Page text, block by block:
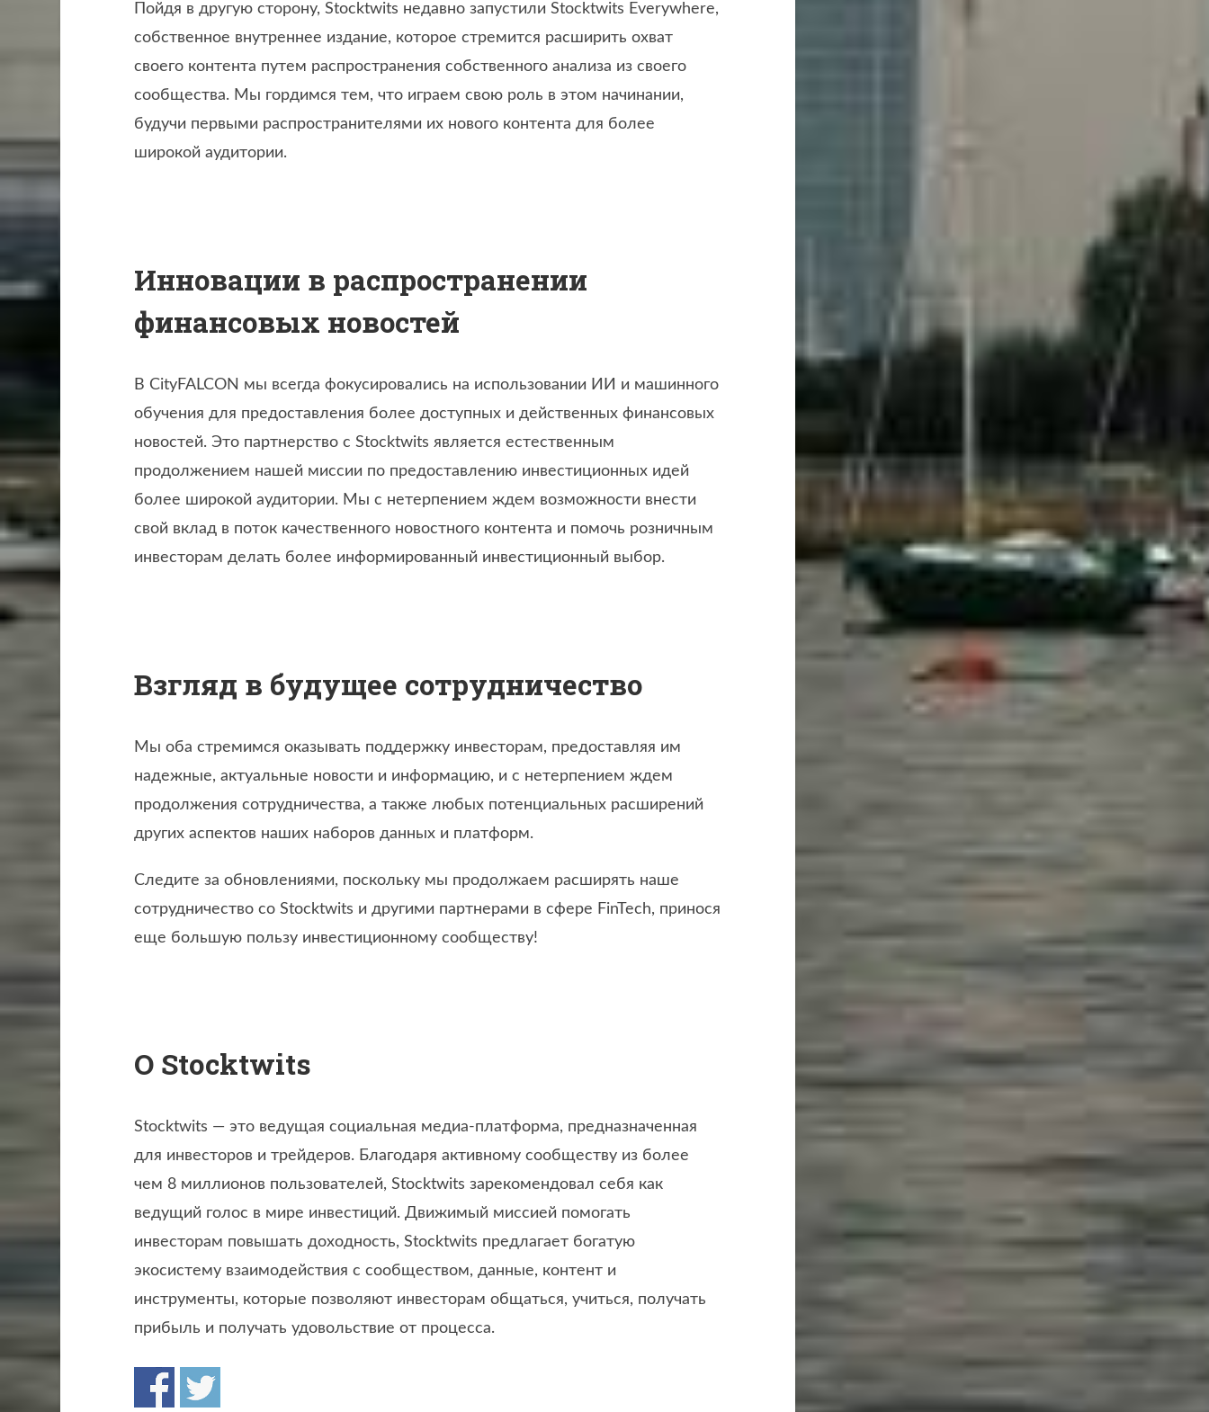
Пойдя в другую сторону, Stocktwits недавно запустили Stocktwits Everywhere,
собственное внутреннее издание, которое стремится расширить охват
своего контента путем распространения собственного анализа из своего
сообщества. Мы гордимся тем, что играем свою роль в этом начинании,
будучи первыми распространителями их нового контента для более
широкой аудитории.
Инновации в распространении
финансовых новостей
В CityFALCON мы всегда фокусировались на использовании ИИ и машинного
обучения для предоставления более доступных и действенных финансовых
новостей. Это партнерство с Stocktwits является естественным
продолжением нашей миссии по предоставлению инвестиционных идей
более широкой аудитории. Мы с нетерпением ждем возможности внести
свой вклад в поток качественного новостного контента и помочь розничным
инвесторам делать более информированный инвестиционный выбор.
Взгляд в будущее сотрудничество
Мы оба стремимся оказывать поддержку инвесторам, предоставляя им
надежные, актуальные новости и информацию, и с нетерпением ждем
продолжения сотрудничества, а также любых потенциальных расширений
других аспектов наших наборов данных и платформ.
Следите за обновлениями, поскольку мы продолжаем расширять наше
сотрудничество со Stocktwits и другими партнерами в сфере FinTech, принося
еще большую пользу инвестиционному сообществу!
О Stocktwits
Stocktwits — это ведущая социальная медиа-платформа, предназначенная
для инвесторов и трейдеров. Благодаря активному сообществу из более
чем 8 миллионов пользователей, Stocktwits зарекомендовал себя как
ведущий голос в мире инвестиций. Движимый миссией помогать
инвесторам повышать доходность, Stocktwits предлагает богатую
экосистему взаимодействия с сообществом, данные, контент и
инструменты, которые позволяют инвесторам общаться, учиться, получать
прибыль и получать удовольствие от процесса.